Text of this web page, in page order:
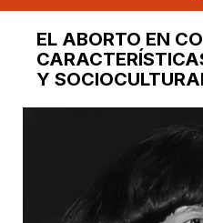
EL ABORTO EN
Y